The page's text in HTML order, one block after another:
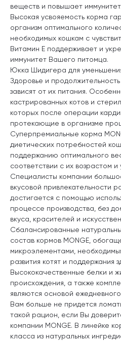
веществ и повышает иммунитет.
Высокая усвояемость корма
организм оптимального
необходимых кошкам с
Витамин Е поддерживает и
иммунитет Вашего питомца.
Юкка Шидигера для
Здоровье и
зависят от их питания.
кастрированных котов и
которых после операции
протекающие в организме
Суперпремиальные корма
диетических потребностей
поддержанию оптимального
соответствии с их возрастом
Специалисты компании
вкусовой привлекательности
достигается с помощью
процессе производства, без
вкуса, красителей и
Сбалансированные
состав кормов MONGE,
микроэлементами,
развития котят и поддержания
Высококачественные белки и
происхождения, а также
являются основой
Вам больше не придется
такой рацион, если Вы
компании MONGE. В линейке
класса из натуральных